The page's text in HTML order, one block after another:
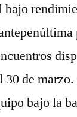
bajo
30 de
bajo la